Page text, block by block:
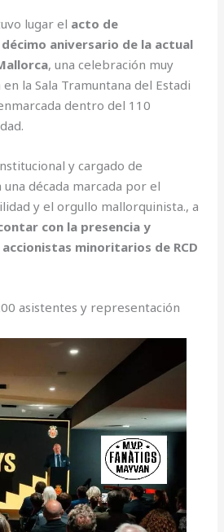
lugar el acto de
aniversario de la actual
, una celebración muy
la Sala Tramuntana del Estadi
dentro del 110
y cargado de
década marcada por el
y el orgullo mallorquinista., a
con la presencia y
minoritarios de RCD
asistentes y representación